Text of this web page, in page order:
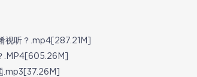
视听？.mp4[287.21M]
.MP4[605.26M]
.mp3[37.26M]